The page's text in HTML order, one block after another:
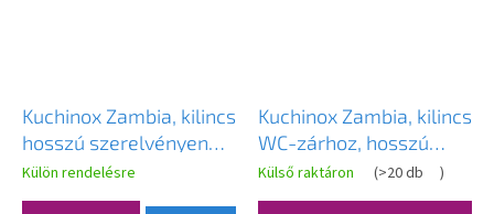
Kuchinox Zambia, kilincs
hosszú szerelvényen
WC-zárhoz, grafit, LAV-
KAB_513A
Külön rendelésre
Kuchinox Zambia, kilincs
WC-zárhoz, hosszú
szerelvényen, matt
fekete, LAV-KAB_913A
Külső raktáron (>20 db )